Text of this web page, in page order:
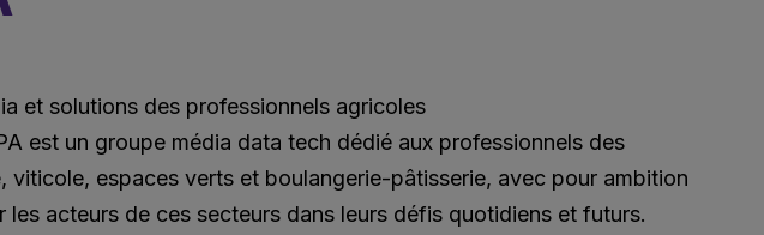
et solutions des professionnels agricoles
est un groupe média data tech dédié aux professionnels des
viticole, espaces verts et boulangerie-pâtisserie, avec pour ambition
les acteurs de ces secteurs dans leurs défis quotidiens et futurs.